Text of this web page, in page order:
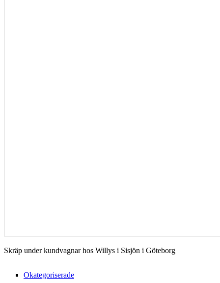
Skräp under kundvagnar hos Willys i Sisjön i Göteborg
Okategoriserade